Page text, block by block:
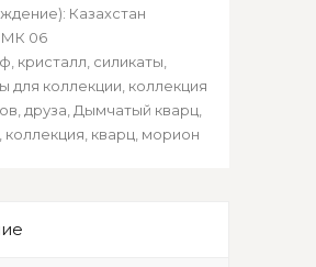
: Казахстан
МК 06
кристалл силикаты
для коллекции коллекция
друза Дымчатый кварц
коллекция кварц морион